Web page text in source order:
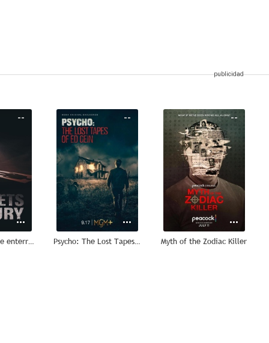
--
Los secretos que enterramos
--
Psycho: The Lost Tapes of Ed Gein
--
Myth of the Zodiac Killer